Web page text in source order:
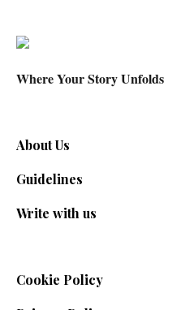
Where Your Story Unfolds
About Us
Guidelines
Write with us
Cookie Policy